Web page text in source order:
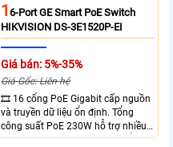
16-Port GE Smart PoE Switch
HIKVISION DS-3E1520P-EI
Giá bán: 5%-35%
Giá Gốc: Liên hệ
🎞 16 cổng PoE Gigabit cấp nguồn
và truyền dữ liệu ổn định. Tổng
công suất PoE 230W hỗ trợ nhiều
thiết bị cùng lúc. Tốc độ chuyển